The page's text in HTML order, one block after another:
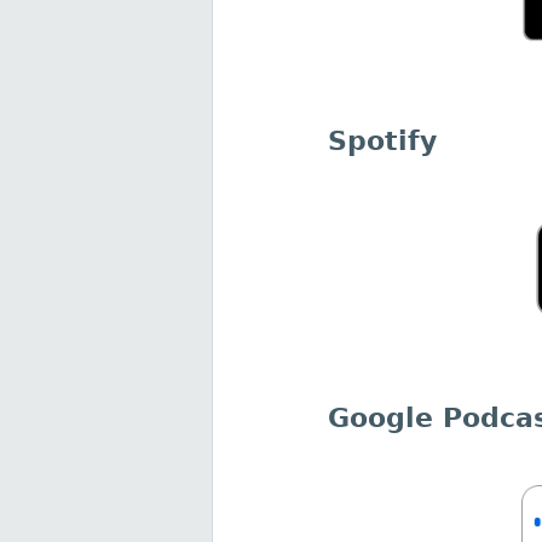
Spotify
Google